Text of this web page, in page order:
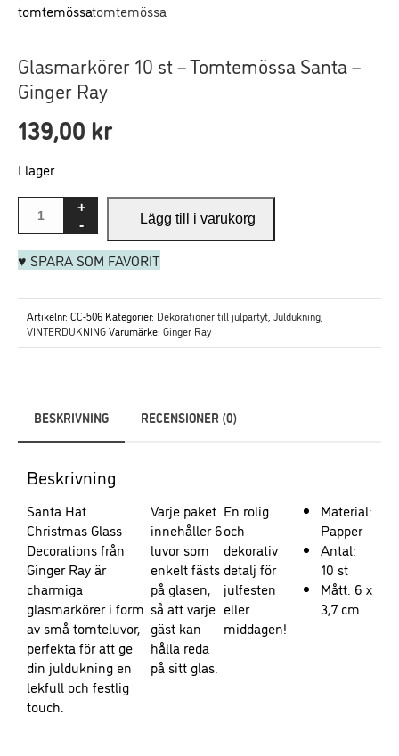
Glasmarkörer 10 st – Tomtemössa Santa –
Ginger Ray
139,00 kr
I lager
Lägg till i varukorg
♥ SPARA SOM FAVORIT
Artikelnr: CC-506 Kategorier: Dekorationer till julpartyt Juldukning
VINTERDUKNINGVarumärke: Ginger Ray
BESKRIVNING RECENSIONER (0)
Beskrivning
Santa Hat
Christmas Glass
Decorations från
Ginger Ray är
charmiga
glasmarkörer i form
av små tomteluvor,
perfekta för att ge
din juldukning en
lekfull och festlig
touch.
Varje paket
innehåller 6
luvor som
enkelt fästs
på glasen,
så att varje
gäst kan
hålla reda
på sitt glas.
En rolig
och
dekorativ
detalj för
julfesten
eller
middagen!
Material:
Papper
Antal:
10 st
Mått: 6 x
3,7 cm
Dessa
inte att välja
behövs för att
hemsidan
ska fungera.
Statistik
För att vi ska
kunna
funktionalitet
baserat på
hur
hemsidan
används.
Upplevelse
För att vår
hemsida ska
prestera så
bra som
möjligt under
ditt besök.